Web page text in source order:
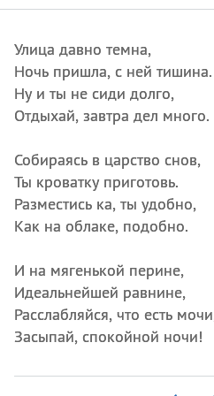
Улица давно темна,
Ночь пришла, с ней тишина.
Ну и ты не сиди долго,
Отдыхай, завтра дел много.
Собираясь в царство снов,
Ты кроватку приготовь.
Разместись ка, ты удобно,
Как на облаке, подобно.
И на мягенькой перине,
Идеальнейшей равнине,
Расслабляйся, что есть
Засыпай, спокойной ночи!